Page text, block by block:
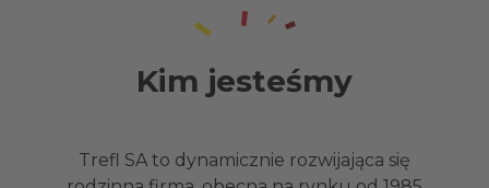
Kim jesteśmy
Trefl SA to dynamicznie rozwijająca się